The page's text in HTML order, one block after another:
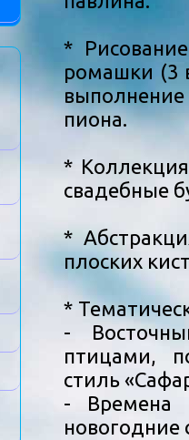
*
ромашки (3
пиона.
*
свадебные
*
плоских
*
-
птицами,
стиль
- Времена